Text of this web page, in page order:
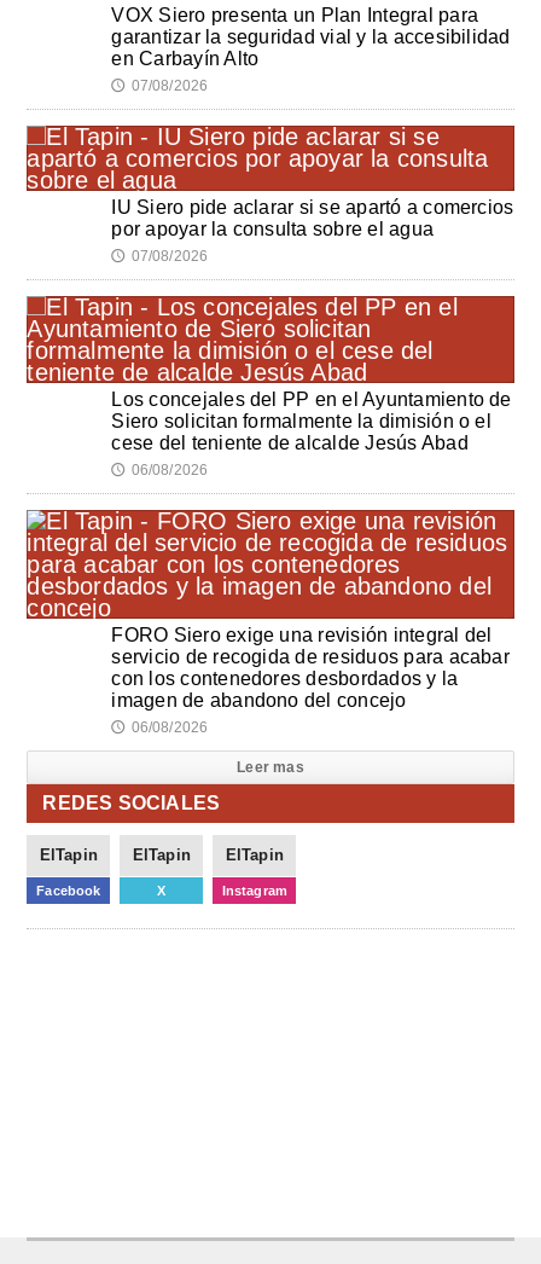
VOX Siero presenta un Plan Integral para
garantizar la seguridad vial y la accesibilidad
en Carbayín Alto
🕔 07/08/2026
IU Siero pide aclarar si se apartó a comercios
por apoyar la consulta sobre el agua
🕔 07/08/2026
Los concejales del PP en el Ayuntamiento de
Siero solicitan formalmente la dimisión o el
cese del teniente de alcalde Jesús Abad
🕔 06/08/2026
FORO Siero exige una revisión integral del
servicio de recogida de residuos para acabar
con los contenedores desbordados y la
imagen de abandono del concejo
🕔 06/08/2026
Leer mas
REDES SOCIALES
ElTapin
Facebook
ElTapin
X
ElTapin
Instagram